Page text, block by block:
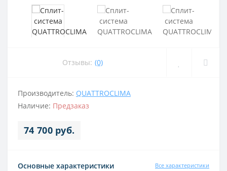
Отзывы: (0)
Производитель: QUATTROCLIMA
Наличие: Предзаказ
74 700 руб.
Основные характеристики Все характеристики